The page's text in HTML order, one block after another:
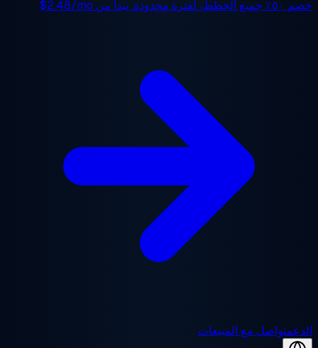
٥٠٪ جميع الخطط، لفترة محدودة. تبدأ من $2.48/mo
تواصل مع المبيعات